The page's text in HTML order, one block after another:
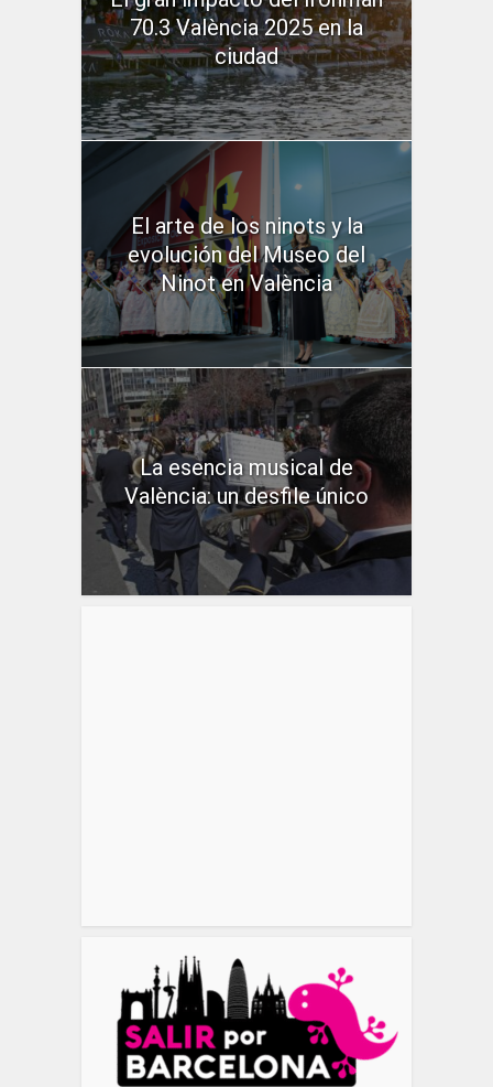
70.3 València 2025 en la
ciudad
El arte de los ninots y la
evolución del Museo del
Ninot en València
La esencia musical de
València: un desfile único